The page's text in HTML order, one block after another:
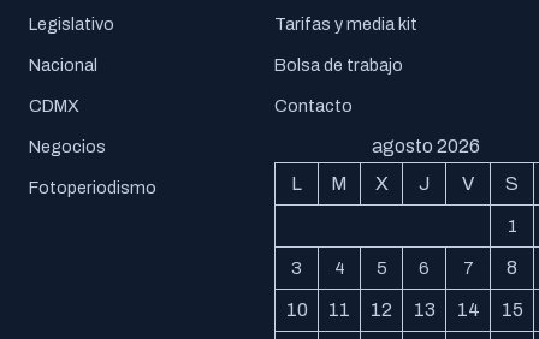
Legislativo
Nacional
CDMX
Negocios
Fotoperiodismo
Tarifas y media kit
Bolsa de trabajo
Contacto
agosto 2026
L
M X J V S
1
3 4 5 6 7 8
10 11 12 13 14 15